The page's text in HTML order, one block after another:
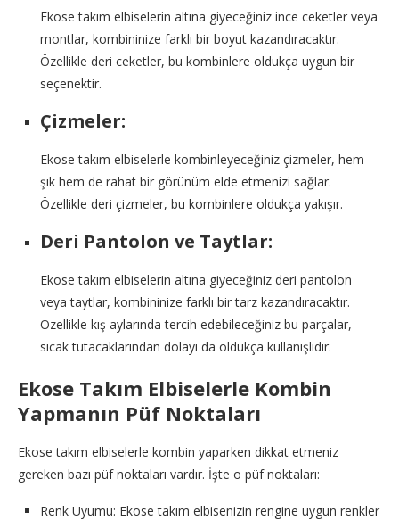
Ekose takım elbiselerin altına giyeceğiniz ince ceketler veya
montlar, kombininize farklı bir boyut kazandıracaktır.
Özellikle deri ceketler, bu kombinlere oldukça uygun bir
seçenektir.
Çizmeler:
Ekose takım elbiselerle kombinleyeceğiniz çizmeler, hem
şık hem de rahat bir görünüm elde etmenizi sağlar.
Özellikle deri çizmeler, bu kombinlere oldukça yakışır.
Deri Pantolon ve Taytlar:
Ekose takım elbiselerin altına giyeceğiniz deri pantolon
veya taytlar, kombininize farklı bir tarz kazandıracaktır.
Özellikle kış aylarında tercih edebileceğiniz bu parçalar,
sıcak tutacaklarından dolayı da oldukça kullanışlıdır.
Ekose Takım Elbiselerle Kombin
Yapmanın Püf Noktaları
Ekose takım elbiselerle kombin yaparken dikkat etmeniz
gereken bazı püf noktaları vardır. İşte o püf noktaları:
Renk Uyumu: Ekose takım elbisenizin rengine uygun renkler